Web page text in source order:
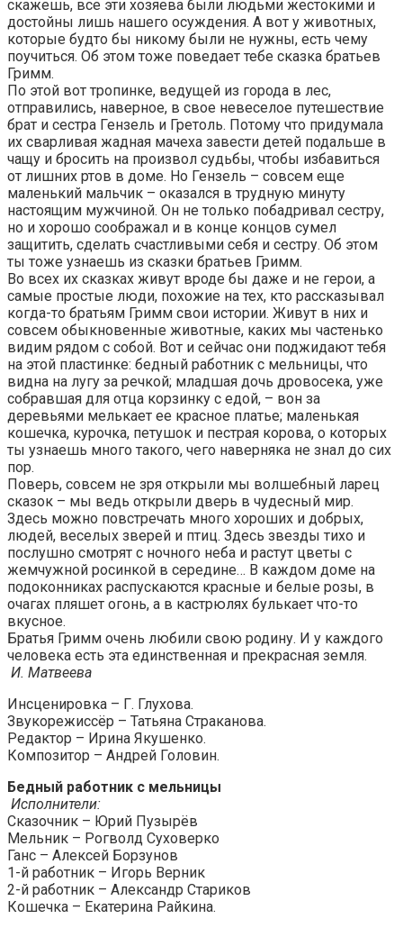
скажешь, все эти хозяева были людьми жестокими и
достойны лишь нашего осуждения. А вот у животных,
которые будто бы никому были не нужны, есть чему
поучиться. Об этом тоже поведает тебе сказка братьев
Гримм.
По этой вот тропинке, ведущей из города в лес,
отправились, наверное, в свое невеселое путешествие
брат и сестра Гензель и Гретоль. Потому что придумала
их сварливая жадная мачеха завести детей подальше в
чащу и бросить на произвол судьбы, чтобы избавиться
от лишних ртов в доме. Но Гензель – совсем еще
маленький мальчик – оказался в трудную минуту
настоящим мужчиной. Он не только побадривал сестру,
но и хорошо соображал и в конце концов сумел
защитить, сделать счастливыми себя и сестру. Об этом
ты тоже узнаешь из сказки братьев Гримм.
Во всех их сказках живут вроде бы даже и не герои, а
самые простые люди, похожие на тех, кто рассказывал
когда-то братьям Гримм свои истории. Живут в них и
совсем обыкновенные животные, каких мы частенько
видим рядом с собой. Вот и сейчас они поджидают тебя
на этой пластинке: бедный работник с мельницы, что
видна на лугу за речкой; младшая дочь дровосека, уже
собравшая для отца корзинку с едой, – вон за
деревьями мелькает ее красное платье; маленькая
кошечка, курочка, петушок и пестрая корова, о которых
ты узнаешь много такого, чего наверняка не знал до сих
пор.
Поверь, совсем не зря открыли мы волшебный ларец
сказок – мы ведь открыли дверь в чудесный мир.
Здесь можно повстречать много хороших и добрых,
людей, веселых зверей и птиц. Здесь звезды тихо и
послушно смотрят с ночного неба и растут цветы с
жемчужной росинкой в середине… В каждом доме на
подоконниках распускаются красные и белые розы, в
очагах пляшет огонь, а в кастрюлях булькает что-то
вкусное.
Братья Гримм очень любили свою родину. И у каждого
человека есть эта единственная и прекрасная земля.
И. Матвеева
Инсценировка – Г. Глухова.
Звукорежиссёр – Татьяна Страканова.
Редактор – Ирина Якушенко.
Композитор – Андрей Головин.
Бедный работник с мельницы
Исполнители:
Сказочник – Юрий Пузырёв
Мельник – Рогволд Суховерко
Ганс – Алексей Борзунов
1-й работник – Игорь Верник
2-й работник – Александр Стариков
Кошечка – Екатерина Райкина.